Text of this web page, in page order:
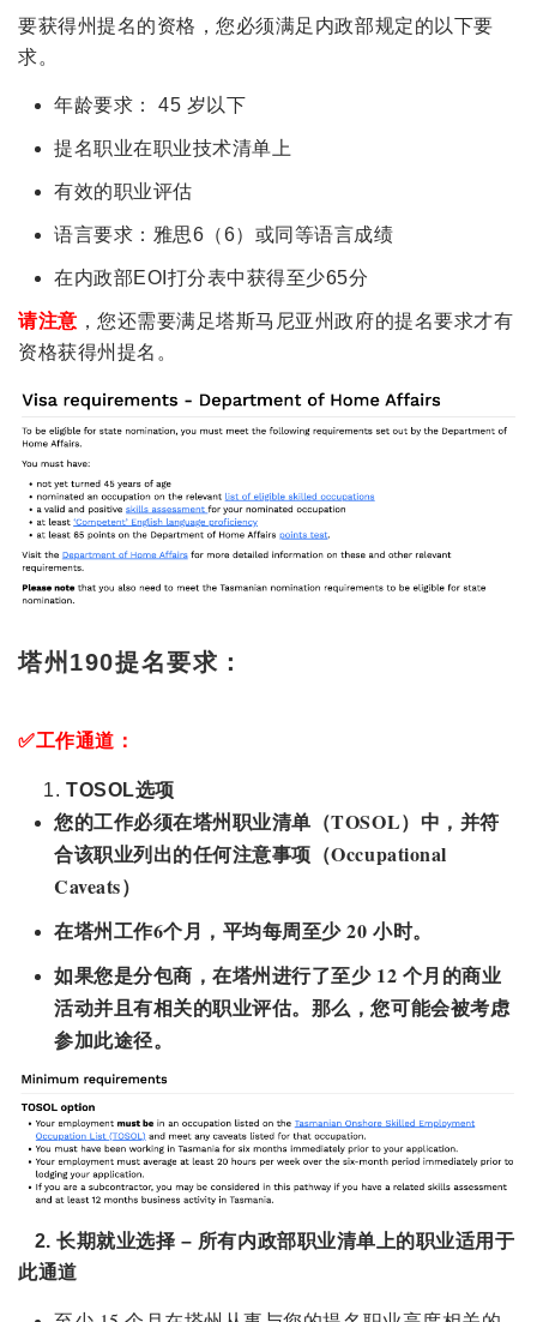
要获得州提名的资格，您必须满足内政部规定的以下要
求。
年龄要求： 45 岁以下
提名职业在职业技术清单上
有效的职业评估
语言要求：雅思6（6）或同等语言成绩
在内政部EOI打分表中获得至少65分
请注意 ，您还需要满足塔斯马尼亚州政府的提名要求才有
资格获得州提名。
塔州190提名要求：
✅工作通道：
TOSOL选项
您的工作必须在塔州职业清单（TOSOL）中，并符
合该职业列出的任何注意事项（Occupational
Caveats）
在塔州工作6个月，平均每周至少 20 小时。
如果您是分包商，在塔州进行了至少 12 个月的商业
活动并且有相关的职业评估。那么，您可能会被考虑
参加此途径。
2. 长期就业选择 – 所有内政部职业清单上的职业适用于
此通道